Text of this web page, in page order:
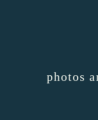
photos